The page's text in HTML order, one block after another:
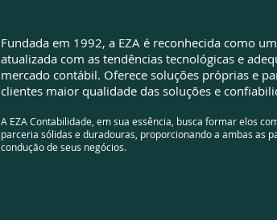
Fundada em 1992, a EZA é reconhecida como
atualizada com as tendências tecnológicas e
mercado contábil. Oferece soluções próprias e
clientes maior qualidade das soluções e
A EZA Contabilidade, em sua essência, busca formar elos
parceria sólidas e duradouras, proporcionando a ambas as
condução de seus negócios.